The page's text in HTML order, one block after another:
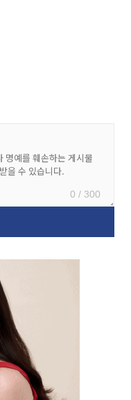
0 / 300